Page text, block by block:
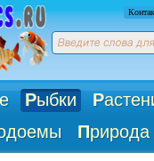
Рыбки Р
Природа